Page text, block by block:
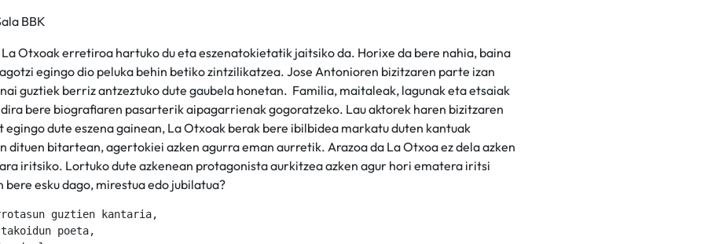
BBK
Otxoak erretiroa hartuko du eta eszenatokietatik jaitsiko da. Horixe da bere nahia, baina
egingo dio peluka behin betiko zintzilikatzea. Jose Antonioren bizitzaren parte izan
guztiek berriz antzeztuko dute gaubela honetan. Familia, maitaleak, lagunak eta etsaiak
bere biografiaren pasarterik aipagarrienak gogoratzeko. Lau aktorek haren bizitzaren
egingo dute eszena gainean, La Otxoak berak bere ibilbidea markatu duten kantuak
dituen bitartean, agertokiei azken agurra eman aurretik. Arazoa da La Otxoa ez dela azken
iritsiko. Lortuko dute azkenean protagonista aurkitzea azken agur hori ematera iritsi
bere esku dago, mirestua edo jubilatua?
guztien kantaria,
poeta,